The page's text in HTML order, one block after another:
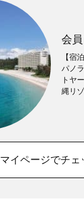
会
【宿
パノ
トヤ
縄リ
マイページでチェ